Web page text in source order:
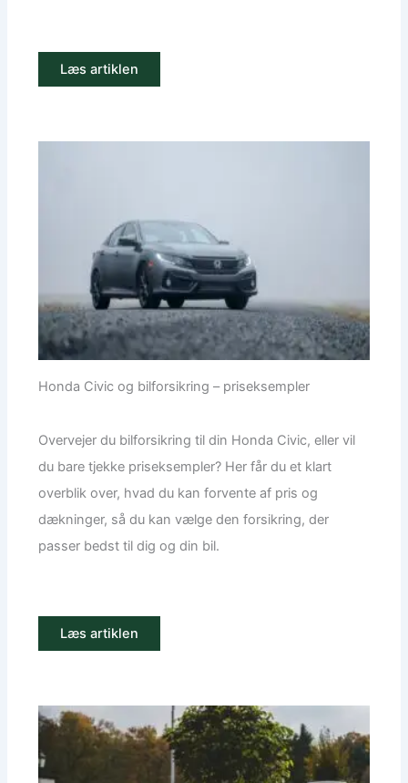
Læs artiklen
Honda Civic og bilforsikring – priseksempler
Overvejer du bilforsikring til din Honda Civic, eller vil
du bare tjekke priseksempler? Her får du et klart
overblik over, hvad du kan forvente af pris og
dækninger, så du kan vælge den forsikring, der
passer bedst til dig og din bil.
Læs artiklen